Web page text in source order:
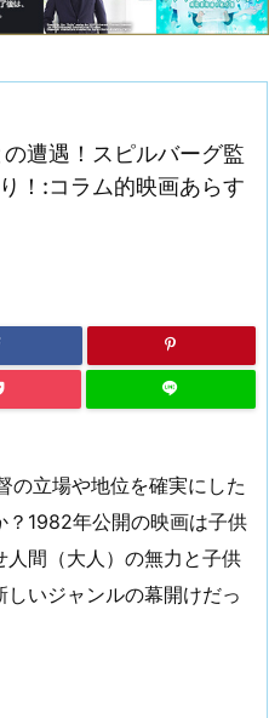
の遭遇！スピルバーグ監
！:コラム的映画あらす
の立場や地位を確実にした
1982年公開の映画は子供
間（大人）の無力と子供
いジャンルの幕開けだっ